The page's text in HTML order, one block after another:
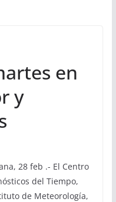
en
y
28 feb .- El Centro
del Tiempo,
de Meteorología,